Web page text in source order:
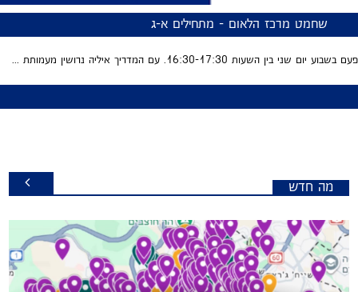
שחמט מרכז הלאום - מתחילים א-ג
פעם בשבוע יום שני בין השעות 16:30-17:30. עם המדריך איליה נרושין מעמותת ...
מה חדש